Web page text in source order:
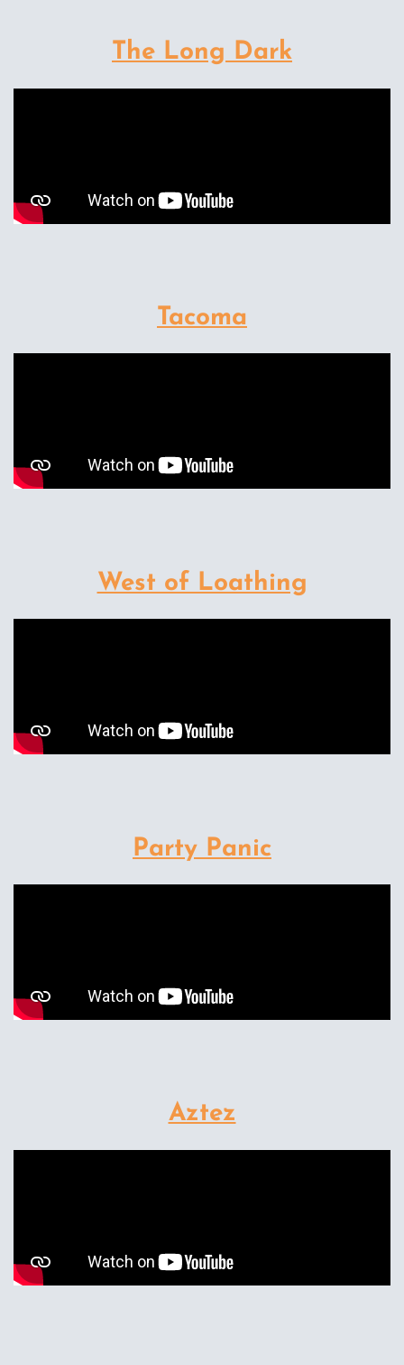
The Long Dark
Tacoma
West of Loathing
Party Panic
Aztez